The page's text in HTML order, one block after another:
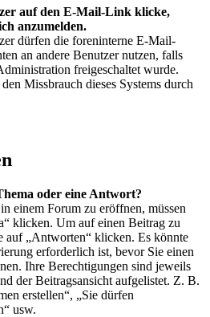
auf den E-Mail-Link klicke,
anzumelden.
dürfen die foreninterne E-Mail-
an andere Benutzer nutzen, falls
freigeschaltet wurde.
Missbrauch dieses Systems durch
oder eine Antwort?
einem Forum zu eröffnen, müssen
klicken. Um auf einen Beitrag zu
auf „Antworten“ klicken. Es könnte
erforderlich ist, bevor Sie einen
Ihre Berechtigungen sind jeweils
der Beitragsansicht aufgelistet. Z. B.
erstellen“, „Sie dürfen
usw.